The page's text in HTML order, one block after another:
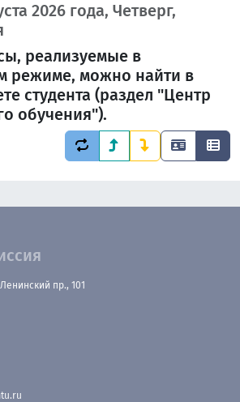
2026 года, Четверг,
реализуемые в
режиме, можно найти в
студента (раздел "Центр
обучения").
пр., 101